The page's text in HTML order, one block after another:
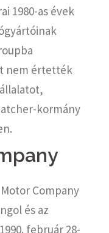
1980-as évek
nem értették
kormány
Company
és az
február 28-